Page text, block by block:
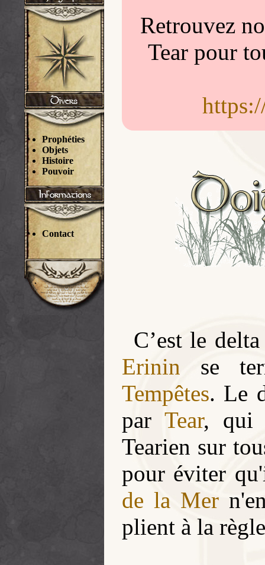
Prophéties
Objets
Histoire
Pouvoir
Contact
Retrouvez
Tear pour
C’est le
Erinin se
Tempêtes. Le
par Tear, qui
Tearien sur
pour éviter
de la Mer
plient à la